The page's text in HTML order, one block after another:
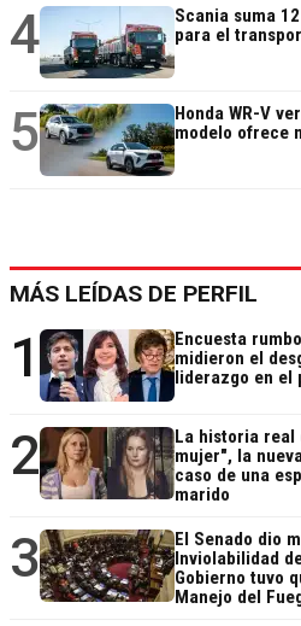
4
Scania suma
para el
5
Honda WR-V
modelo ofrece
MÁS LEÍDAS DE PERFIL
1
Encuesta
midieron el
liderazgo en el
2
La historia real
mujer", la
caso de una
marido
3
El Senado dio
Inviolabilidad
Gobierno tuvo
Manejo del